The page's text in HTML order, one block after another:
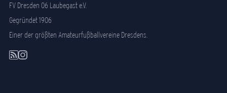
FV Dresden 06 Laubegast e.V.
Gegründet 1906
Einer der größten Amateurfußballvereine Dresdens.